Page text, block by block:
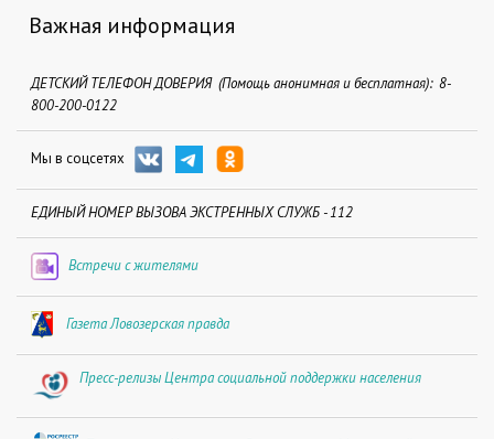
Важная информация
ДЕТСКИЙ ТЕЛЕФОН ДОВЕРИЯ (Помощь анонимная и бесплатная): 8-
800-200-0122
Мы в соцсетях
ЕДИНЫЙ НОМЕР ВЫЗОВА ЭКСТРЕННЫХ СЛУЖБ - 112
Встречи с жителями
Газета Ловозерская правда
Пресс-релизы Центра социальной поддержки населения